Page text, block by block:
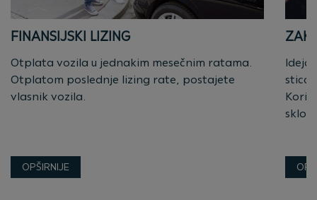
FINANSIJSKI LIZING
Otplata vozila u jednakim mesečnim ratama.
Otplatom poslednje lizing rate, postajete
vlasnik vozila.
OPŠIRNIJE
Ideja